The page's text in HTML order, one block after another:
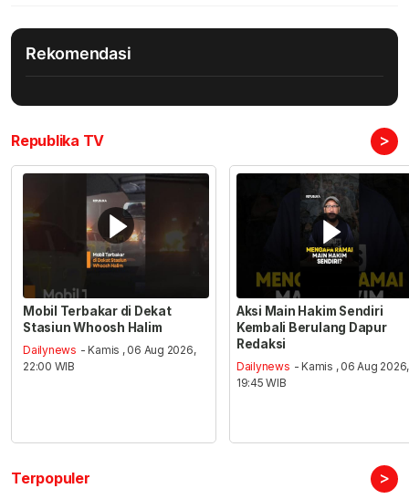
Rekomendasi
Republika TV >
Mobil Terbakar di Dekat
Stasiun Whoosh Halim
Dailynews - Kamis , 06 Aug 2026,
22:00 WIB
Aksi Main Hakim Sendiri
Kembali Berulang Dapur
Redaksi
Dailynews - Kamis , 06 Aug 2026,
19:45 WIB
Terpopuler >